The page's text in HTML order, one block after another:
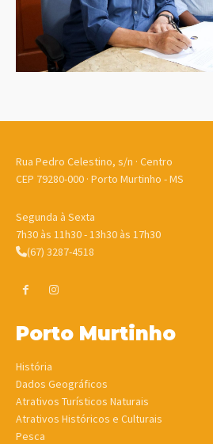
Rua Pedro Celestino, s/n · Centro
CEP 79280-000 · Porto Murtinho - MS
Segunda à Sexta
7h30 às 11h30 - 13h30 às 17h30
(67) 3287-4518
Porto Murtinho
História
Dados Geográficos
Atrativos Turísticos Naturais
Atrativos Históricos e Culturais
Pesca